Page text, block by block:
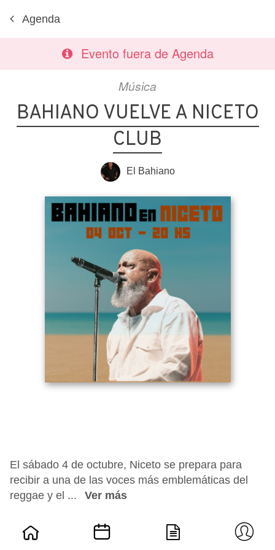
Agenda
Evento fuera de Agenda
Música
BAHIANO VUELVE A NICETO
CLUB
El Bahiano
El sábado 4 de octubre, Niceto se prepara para
recibir a una de las voces más emblemáticas del
reggae y el ...
Ver más